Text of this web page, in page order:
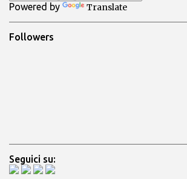
i
Powered by Translate
Followers
Seguici su: